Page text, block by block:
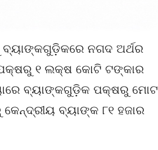
ବ୍ୟାଙ୍କଗୁଡ଼ିକରେ ନଗଦ ଅର୍ଥର
୧ ଲକ୍ଷ କୋଟି ଟଙ୍କାର
ବ୍ୟାଙ୍କଗୁଡ଼ିକ ପକ୍ଷରୁ ମୋଟ
ବ୍ୟାଙ୍କ ୮୧ ହଜାର